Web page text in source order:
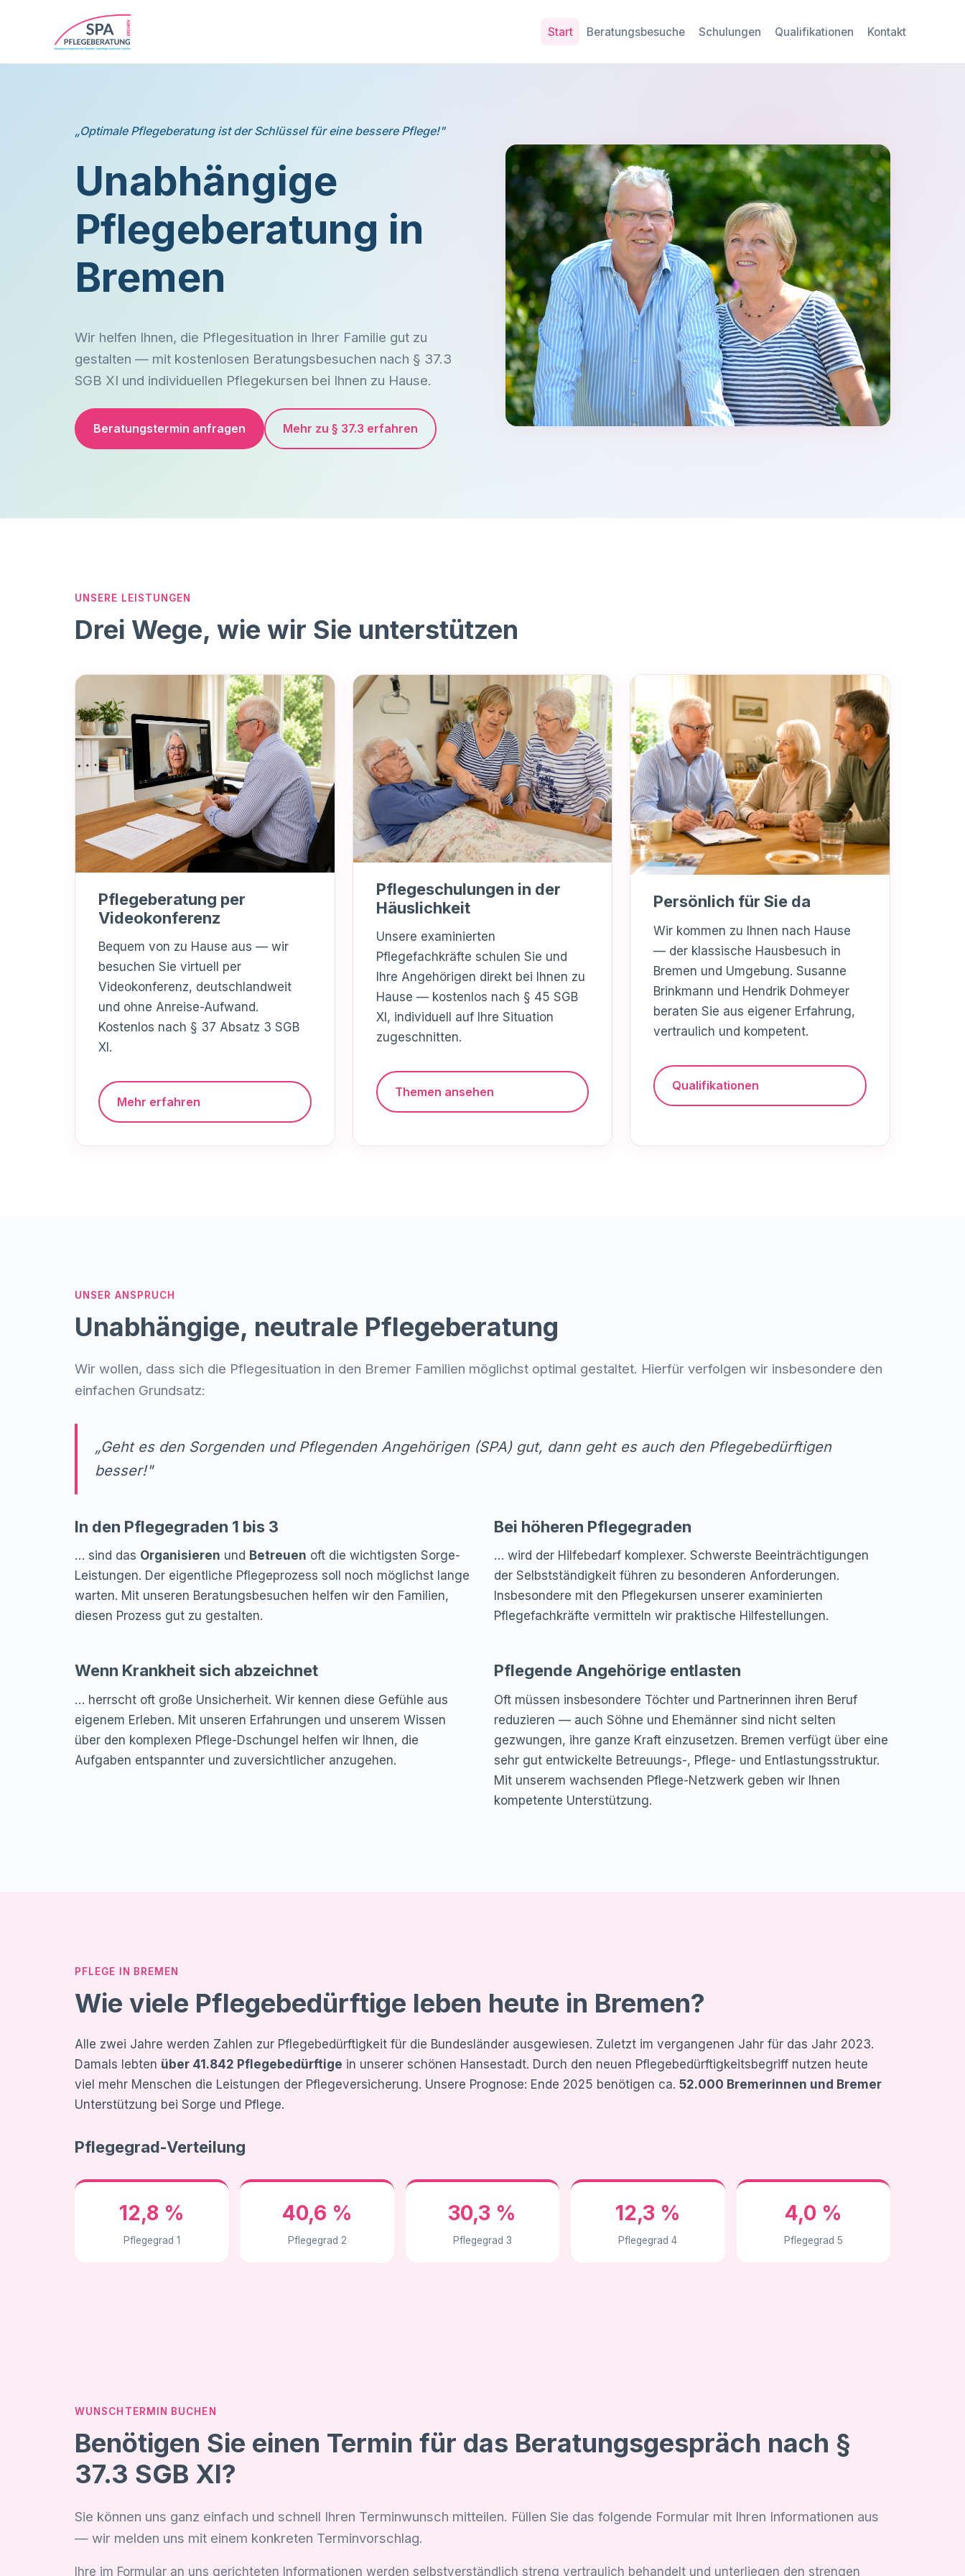
Start Beratungsbesuche Schulungen Qualifikationen Kontakt
„Optimale Pflegeberatung ist der Schlüssel für eine bessere Pflege!"
Unabhängige
Pflegeberatung in
Bremen
Wir helfen Ihnen, die Pflegesituation in Ihrer Familie gut zu
gestalten — mit kostenlosen Beratungsbesuchen nach § 37.3
SGB XI und individuellen Pflegekursen bei Ihnen zu Hause.
Beratungstermin anfragen Mehr zu § 37.3 erfahren
UNSERE LEISTUNGEN
Drei Wege, wie wir Sie unterstützen
Pflegeberatung per
Videokonferenz
Bequem von zu Hause aus — wir
besuchen Sie virtuell per
Videokonferenz, deutschlandweit
und ohne Anreise-Aufwand.
Kostenlos nach § 37 Absatz 3 SGB
XI.
Mehr erfahren
Pflegeschulungen in der
Häuslichkeit
Unsere examinierten
Pflegefachkräfte schulen Sie und
Ihre Angehörigen direkt bei Ihnen zu
Hause — kostenlos nach § 45 SGB
XI, individuell auf Ihre Situation
zugeschnitten.
Themen ansehen
Persönlich für Sie da
Wir kommen zu Ihnen nach Hause
— der klassische Hausbesuch in
Bremen und Umgebung. Susanne
Brinkmann und Hendrik Dohmeyer
beraten Sie aus eigener Erfahrung,
vertraulich und kompetent.
Qualifikationen
UNSER ANSPRUCH
Unabhängige, neutrale Pflegeberatung
Wir wollen, dass sich die Pflegesituation in den Bremer Familien möglichst optimal gestaltet. Hierfür verfolgen wir insbesondere den
einfachen Grundsatz:
„Geht es den Sorgenden und Pflegenden Angehörigen (SPA) gut, dann geht es auch den Pflegebedürftigen
besser!"
In den Pflegegraden 1 bis 3
… sind das Organisieren und Betreuen oft die wichtigsten Sorge-
Leistungen. Der eigentliche Pflegeprozess soll noch möglichst lange
warten. Mit unseren Beratungsbesuchen helfen wir den Familien,
diesen Prozess gut zu gestalten.
Bei höheren Pflegegraden
… wird der Hilfebedarf komplexer. Schwerste Beeinträchtigungen
der Selbstständigkeit führen zu besonderen Anforderungen.
Insbesondere mit den Pflegekursen unserer examinierten
Pflegefachkräfte vermitteln wir praktische Hilfestellungen.
Wenn Krankheit sich abzeichnet
… herrscht oft große Unsicherheit. Wir kennen diese Gefühle aus
eigenem Erleben. Mit unseren Erfahrungen und unserem Wissen
über den komplexen Pflege-Dschungel helfen wir Ihnen, die
Aufgaben entspannter und zuversichtlicher anzugehen.
Pflegende Angehörige entlasten
Oft müssen insbesondere Töchter und Partnerinnen ihren Beruf
reduzieren — auch Söhne und Ehemänner sind nicht selten
gezwungen, ihre ganze Kraft einzusetzen. Bremen verfügt über eine
sehr gut entwickelte Betreuungs-, Pflege- und Entlastungsstruktur.
Mit unserem wachsenden Pflege-Netzwerk geben wir Ihnen
kompetente Unterstützung.
PFLEGE IN BREMEN
Wie viele Pflegebedürftige leben heute in Bremen?
Alle zwei Jahre werden Zahlen zur Pflegebedürftigkeit für die Bundesländer ausgewiesen. Zuletzt im vergangenen Jahr für das Jahr 2023.
Damals lebten über 41.842 Pflegebedürftige in unserer schönen Hansestadt. Durch den neuen Pflegebedürftigkeitsbegriff nutzen heute
viel mehr Menschen die Leistungen der Pflegeversicherung. Unsere Prognose: Ende 2025 benötigen ca. 52.000 Bremerinnen und Bremer
Unterstützung bei Sorge und Pflege.
Pflegegrad-Verteilung
12,8 %
Pflegegrad 1
40,6 %
Pflegegrad 2
30,3 %
Pflegegrad 3
12,3 %
Pflegegrad 4
4,0 %
Pflegegrad 5
WUNSCHTERMIN BUCHEN
Benötigen Sie einen Termin für das Beratungsgespräch nach §
37.3 SGB XI?
Sie können uns ganz einfach und schnell Ihren Terminwunsch mitteilen. Füllen Sie das folgende Formular mit Ihren Informationen aus
— wir melden uns mit einem konkreten Terminvorschlag.
Ihre im Formular an uns gerichteten Informationen werden selbstverständlich streng vertraulich behandelt und unterliegen den strengen